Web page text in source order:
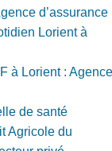
d’assurance
Lorient à
à Lorient : Agence
de santé
Agricole du